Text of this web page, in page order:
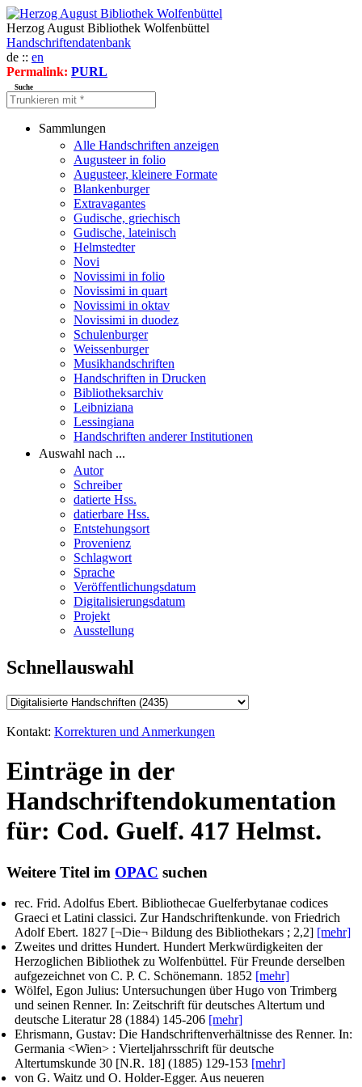
Herzog August Bibliothek Wolfenbüttel
Handschriftendatenbank
de :: en
Permalink: PURL
Suche
Sammlungen
Alle Handschriften anzeigen
Augusteer in folio
Augusteer, kleinere Formate
Blankenburger
Extravagantes
Gudische, griechisch
Gudische, lateinisch
Helmstedter
Novi
Novissimi in folio
Novissimi in quart
Novissimi in oktav
Novissimi in duodez
Schulenburger
Weissenburger
Musikhandschriften
Handschriften in Drucken
Bibliotheksarchiv
Leibniziana
Lessingiana
Handschriften anderer Institutionen
Auswahl nach ...
Autor
Schreiber
datierte Hss.
datierbare Hss.
Entstehungsort
Provenienz
Schlagwort
Sprache
Veröffentlichungsdatum
Digitalisierungsdatum
Projekt
Ausstellung
Schnellauswahl
Kontakt: Korrekturen und Anmerkungen
Einträge in der
Handschriftendokumentation
für: Cod. Guelf. 417 Helmst.
Weitere Titel im OPAC suchen
rec. Frid. Adolfus Ebert. Bibliothecae Guelferbytanae codices
Graeci et Latini classici. Zur Handschriftenkunde. von Friedrich
Adolf Ebert. 1827 [¬Die¬ Bildung des Bibliothekars ; 2,2] [mehr]
Zweites und drittes Hundert. Hundert Merkwürdigkeiten der
Herzoglichen Bibliothek zu Wolfenbüttel. Für Freunde derselben
aufgezeichnet von C. P. C. Schönemann. 1852 [mehr]
Wölfel, Egon Julius: Untersuchungen über Hugo von Trimberg
und seinen Renner. In: Zeitschrift für deutsches Altertum und
deutsche Literatur28 (1884) 145-206 [mehr]
Ehrismann, Gustav: Die Handschriftenverhältnisse des Renner. In:
Germania <Wien> : Vierteljahrsschrift für deutsche
Altertumskunde 30 [N.R. 18] (1885) 129-153 [mehr]
von G. Waitz und O. Holder-Egger. Aus neueren